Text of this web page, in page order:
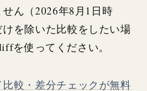
ん（2026年8月1日時
を除いた比較をしたい場
を使ってください。
比較・差分チェックが無料